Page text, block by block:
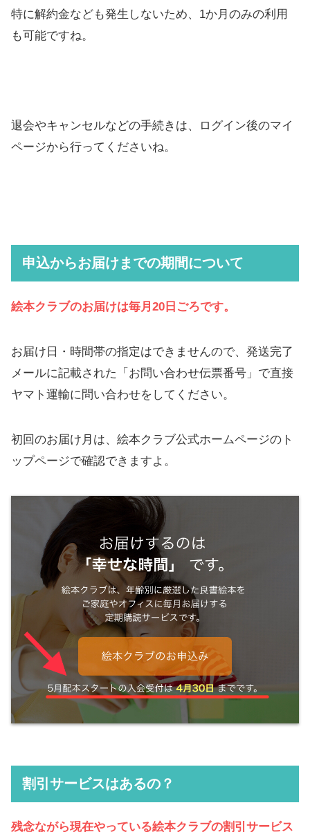
特に解約金なども発生しないため、1か月のみの利用
も可能ですね。
退会やキャンセルなどの手続きは、ログイン後のマイ
ページから行ってくださいね。
申込からお届けまでの期間について
絵本クラブのお届けは毎月20日ごろです。
お届け日・時間帯の指定はできませんので、発送完了
メールに記載された「お問い合わせ伝票番号」で直接
ヤマト運輸に問い合わせをしてください。
初回のお届け月は、​絵本クラブ公式ホームページのト
ップページで確認できますよ。
割引サービスはあるの？
残念ながら現在やっている絵本クラブの割引サービス